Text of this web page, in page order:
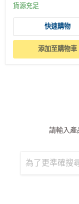
貨源充足
快速購物
添加至購物車
請輸入產